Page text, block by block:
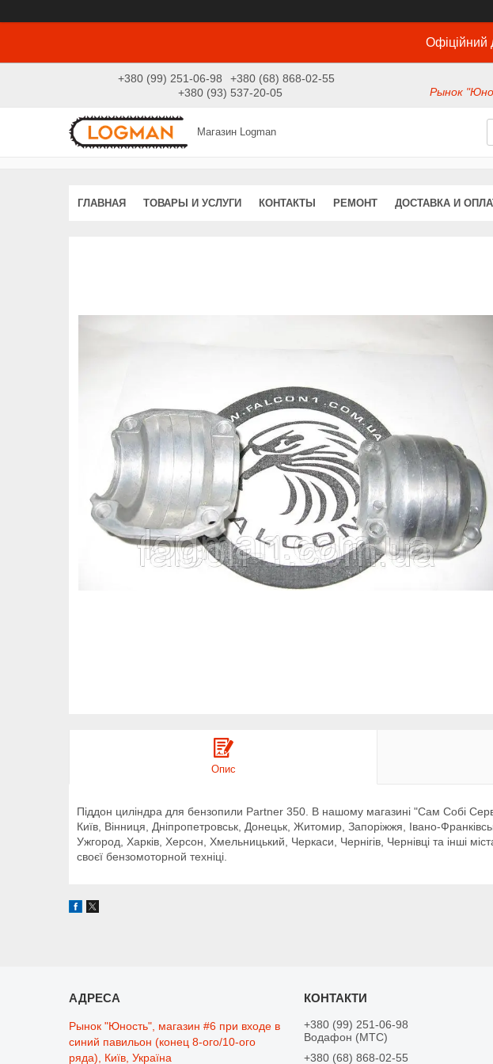
Офіційний
+380 (99) 251-06-98
+380 (68) 868-02-55
+380 (93) 537-20-05
Рынок
Магазин Logman
ГЛАВНАЯ ТОВАРЫ И УСЛУГИ КОНТАКТЫ РЕМОНТ ДОСТАВКА И
Опис
Піддон циліндра для бензопили Partner 350. В нашому магазині "Сам Собі
Київ, Вінниця, Дніпропетровськ, Донецьк, Житомир, Запоріжжя, Івано-
Ужгород, Харків, Херсон, Хмельницький, Черкаси, Чернігів, Чернівці та інші
своєї бензомоторной техніці.
Рынок "Юность", магазин #6 при входе в
синий павильон (конец 8-ого/10-ого
ряда), Київ, Україна
+380 (99) 251-06-98
Водафон (МТС)
+380 (68) 868-02-55